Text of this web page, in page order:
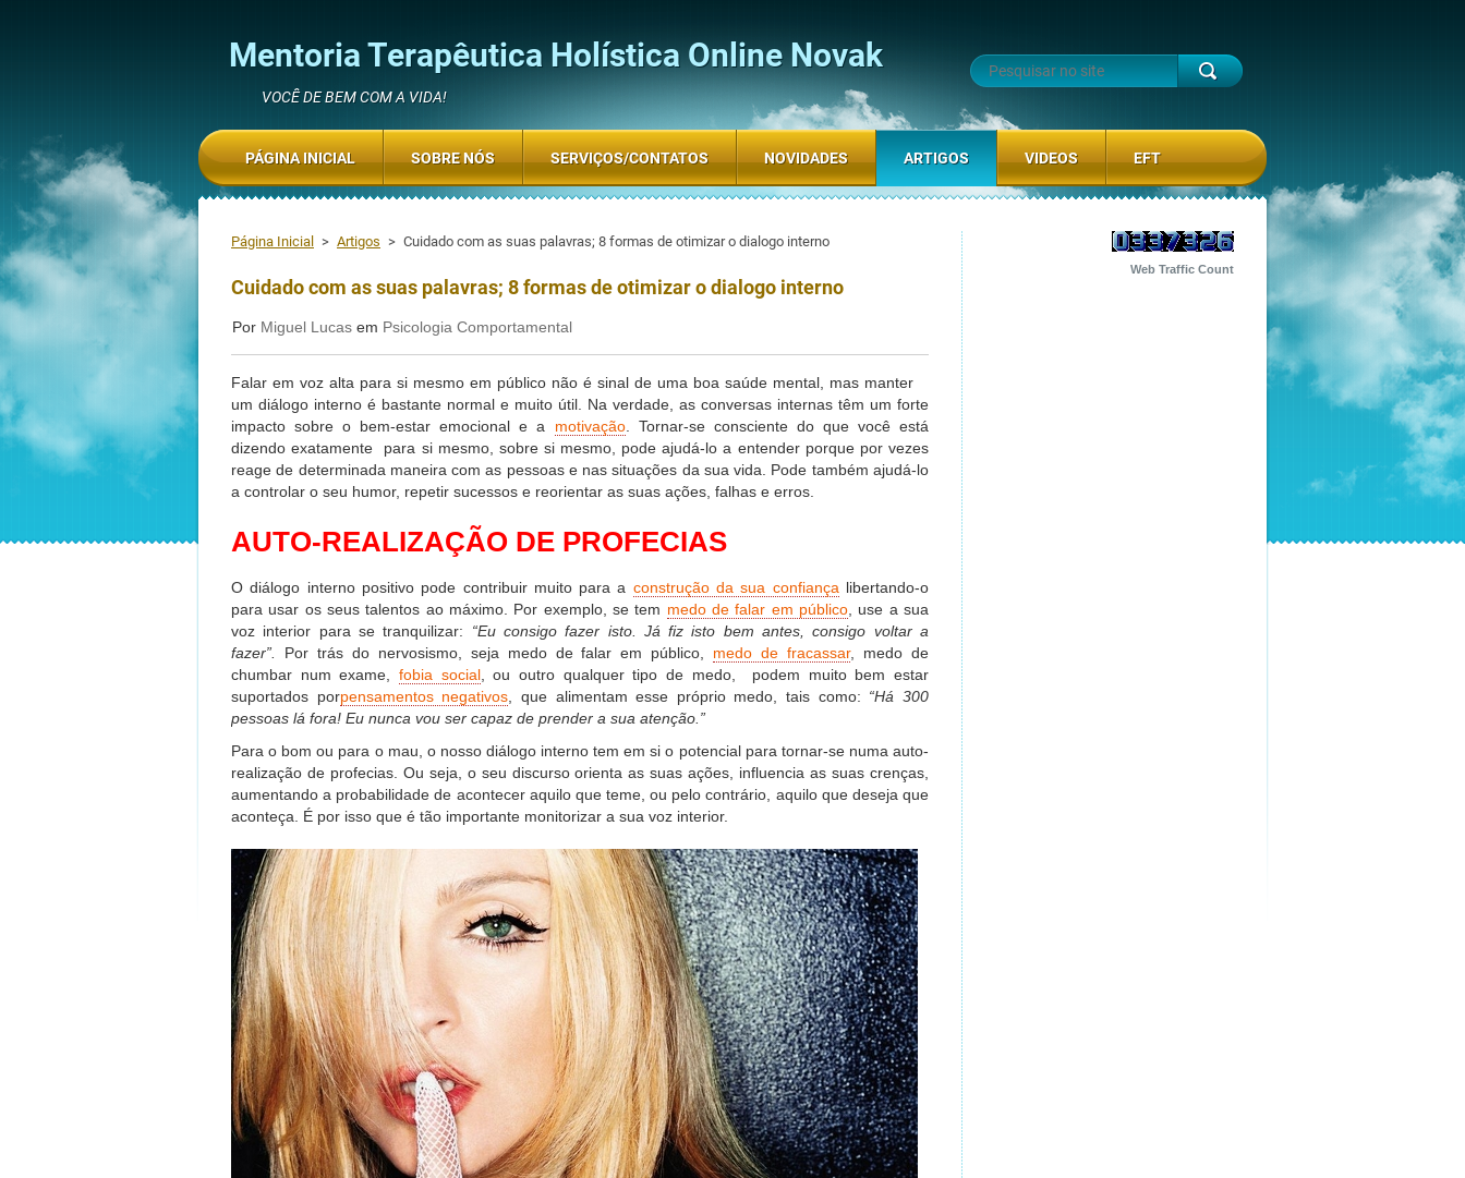
Mentoria Terapêutica Holística Online Novak
VOCÊ DE BEM COM A VIDA!
Página Inicial > Artigos > Cuidado com as suas palavras; 8 formas de otimizar o dialogo interno
Cuidado com as suas palavras; 8 formas de otimizar o dialogo interno
Por Miguel Lucas em Psicologia Comportamental
Falar em voz alta para si mesmo em público não é sinal de uma boa saúde mental, mas manter
um diálogo interno é bastante normal e muito útil. Na verdade, as conversas internas têm um forte
impacto sobre o bem-estar emocional e a motivação. Tornar-se consciente do que você está
dizendo exatamente para si mesmo, sobre si mesmo, pode ajudá-lo a entender porque por vezes
reage de determinada maneira com as pessoas e nas situações da sua vida. Pode também ajudá-lo
a controlar o seu humor, repetir sucessos e reorientar as suas ações, falhas e erros.
AUTO-REALIZAÇÃO DE PROFECIAS
O diálogo interno positivo pode contribuir muito para a construção da sua confiança libertando-o
para usar os seus talentos ao máximo. Por exemplo, se tem medo de falar em público , use a sua
voz interior para se tranquilizar: “Eu consigo fazer isto. Já fiz isto bem antes, consigo voltar a
fazer”. Por trás do nervosismo, seja medo de falar em público, medo de fracassar, medo de
chumbar num exame, fobia social, ou outro qualquer tipo de medo, podem muito bem estar
suportados porpensamentos negativos , que alimentam esse próprio medo, tais como: “Há 300
pessoas lá fora! Eu nunca vou ser capaz de prender a sua atenção.”
Para o bom ou para o mau, o nosso diálogo interno tem em si o potencial para tornar-se numa auto-
realização de profecias. Ou seja, o seu discurso orienta as suas ações, influencia as suas crenças,
aumentando a probabilidade de acontecer aquilo que teme, ou pelo contrário, aquilo que deseja que
aconteça. É por isso que é tão importante monitorizar a sua voz interior.
Web Traffic Count
PÁGINA INICIAL SOBRE NÓS SERVIÇOS/CONTATOS NOVIDADES ARTIGOS VIDEOS EFT